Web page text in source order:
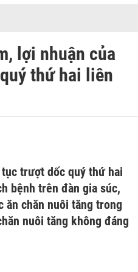
lợi nhuận của
thứ hai liên
trượt dốc quý thứ hai
bệnh trên đàn gia súc,
ăn chăn nuôi tăng trong
nuôi tăng không đáng